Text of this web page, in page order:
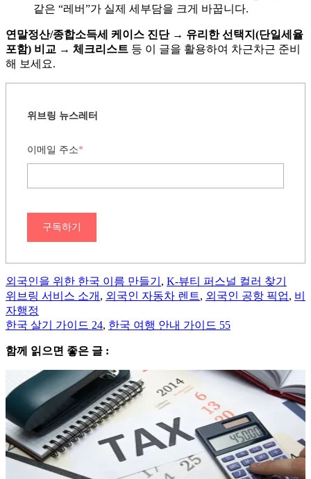
같은 “레버”가 실제 세부담을 크게 바꿉니다.
연말정산/종합소득세 케이스 진단 → 유리한 선택지(단일세율
포함) 비교 → 체크리스트 등 이 글을 활용하여 차근차근 준비
해 보세요.
위브링 뉴스레터
이메일 주소*
구독하기
외국인을 위한 한국 이름 만들기 , K-뷰티 퍼스널 컬러 찾기
위브링 서비스 소개 , 외국인 자동차 렌트, 외국인 공항 픽업, 비
자행정
한국 살기 가이드 24, 한국 여행 안내 가이드 55
함께 읽으면 좋은 글 :